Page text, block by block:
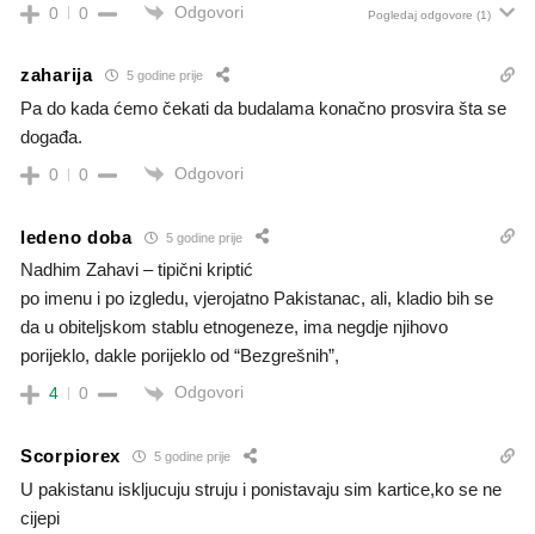
0 0 Odgovori Pogledaj odgovore (1)
zaharija 5 godine prije
Pa do kada ćemo čekati da budalama konačno prosvira šta se
događa.
0 0 Odgovori
ledeno doba 5 godine prije
Nadhim Zahavi – tipični kriptić
po imenu i po izgledu, vjerojatno Pakistanac, ali, kladio bih se
da u obiteljskom stablu etnogeneze, ima negdje njihovo
porijeklo, dakle porijeklo od “Bezgrešnih”,
4 0 Odgovori
Scorpiorex 5 godine prije
U pakistanu iskljucuju struju i ponistavaju sim kartice,ko se ne
cijepi